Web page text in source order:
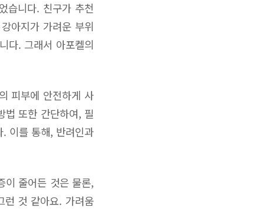
습니다. 친구가 추천
아지가 가려운 부위
다. 그래서 아포켈의
피부에 안전하게 사
법 또한 간단하여, 필
이를 통해, 반려인과
이 줄어든 것은 물론,
런 것 같아요. 가려움